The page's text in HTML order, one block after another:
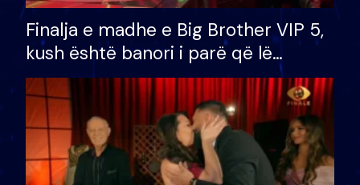
Finalja e madhe e Big Brother VIP 5,
kush është banori i parë që lë
shtëpinë dhe humb mundësinë për
të fituar çmimin e madh